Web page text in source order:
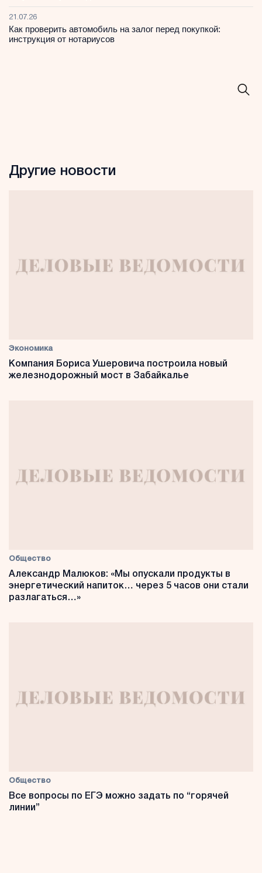
21.07.26
Как проверить автомобиль на залог перед покупкой:
инструкция от нотариусов
Другие новости
Экономика
Компания Бориса Ушеровича построила новый
железнодорожный мост в Забайкалье
Общество
Александр Малюков: «Мы опускали продукты в
энергетический напиток… через 5 часов они стали
разлагаться…»
Общество
Все вопросы по ЕГЭ можно задать по “горячей
линии”